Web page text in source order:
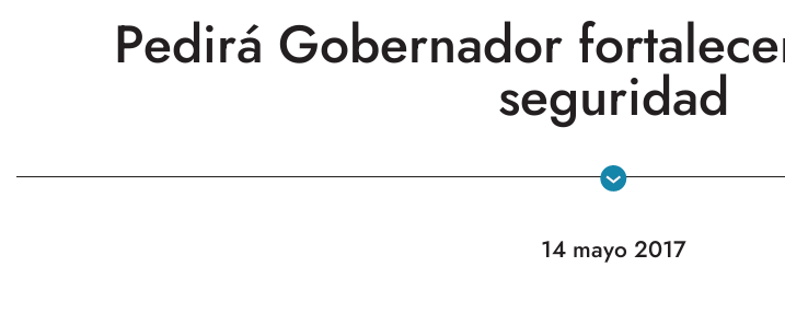
Pedirá Gobernador
seguridad
14 mayo 2017